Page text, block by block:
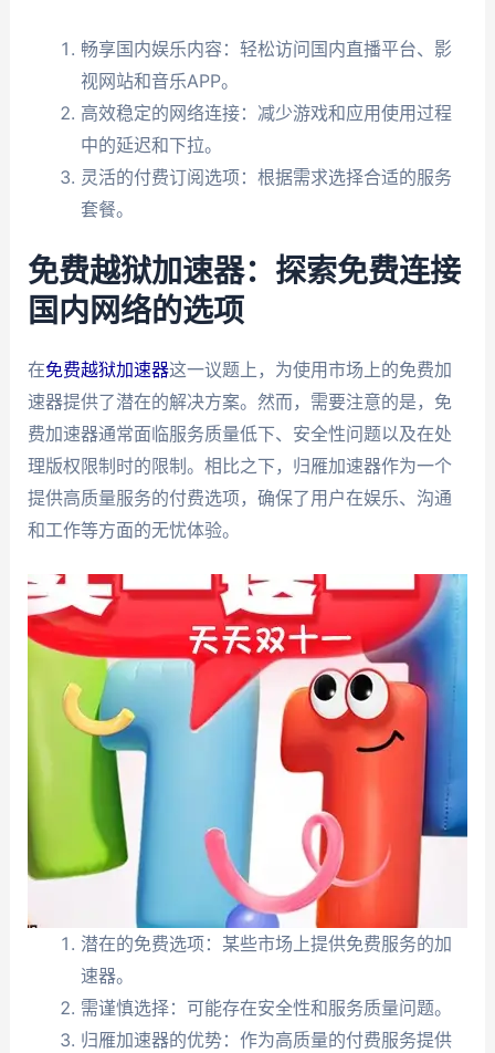
畅享国内娱乐内容：轻松访问国内直播平台、影
视网站和音乐APP。
高效稳定的网络连接：减少游戏和应用使用过程
中的延迟和下拉。
灵活的付费订阅选项：根据需求选择合适的服务
套餐。
免费越狱加速器：探索免费连接
国内网络的选项
在免费越狱加速器这一议题上，为使用市场上的免费加
速器提供了潜在的解决方案。然而，需要注意的是，免
费加速器通常面临服务质量低下、安全性问题以及在处
理版权限制时的限制。相比之下，归雁加速器作为一个
提供高质量服务的付费选项，确保了用户在娱乐、沟通
和工作等方面的无忧体验。
潜在的免费选项：某些市场上提供免费服务的加
速器。
需谨慎选择：可能存在安全性和服务质量问题。
归雁加速器的优势：作为高质量的付费服务提供